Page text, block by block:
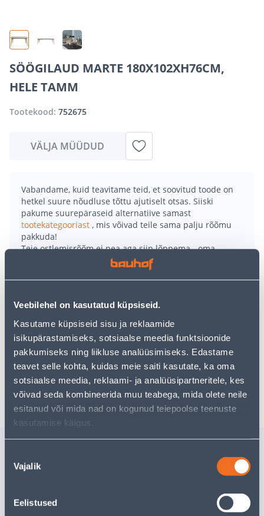
Veebilehel on kasutatud küpsiseid.
Kasutame küpsiseid sisu ja reklaamide
isikupärastamiseks, sotsiaalse meedia funktsioonide
pakkumiseks ning liikluse analüüsimiseks. Edastame
teavet selle kohta, kuidas meie saiti kasutate, ka oma
sotsiaalse meedia, reklaami- ja analüüsipartneritele, kes
võivad seda kombineerida muu teabega, mida olete neile
esitanud või mida nad on kogunud teiepoolse teenuste
kasutamise käigus.
valik
Vajalik
Eelistused
SÖÖGILAUD MARTE 180X102XH76CM,
HELE TAMM
Tootekood: 752675
VÄLJA MÜÜDUD
Vabandame, kuid teavitame teid, et soovitud toode on
hetkel suure nõudluse tõttu ajutiselt otsas. Siiski
pakume suurepäraseid alternatiive samast
tootekategooriast , mis võivad teile sama palju rõõmu
pakkuda!
Teie ostlemisrõõm ei pea aga siin lõppema - oma
uurimistööd saate jätkata, naastes
kasutades meie võimsat otsingufunktsiooni, et leida
veelgi meelepärasemad valikuid. Head ostlemist!
• 14-päevane tagastusõigus.
• HANKIJA LAOST TELLITAV TOODE
Tarne pole võimalik
EINHELL
57 .32 €